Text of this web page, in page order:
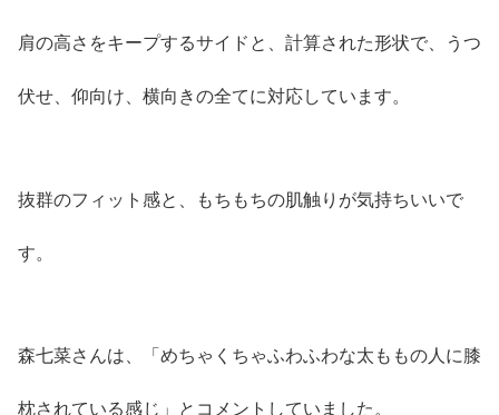
肩の高さをキープするサイドと、計算された形状で、うつ
伏せ、仰向け、横向きの全てに対応しています。
抜群のフィット感と、もちもちの肌触りが気持ちいいで
す。
森七菜さんは、「めちゃくちゃふわふわな太ももの人に膝
枕されている感じ」とコメントしていました。